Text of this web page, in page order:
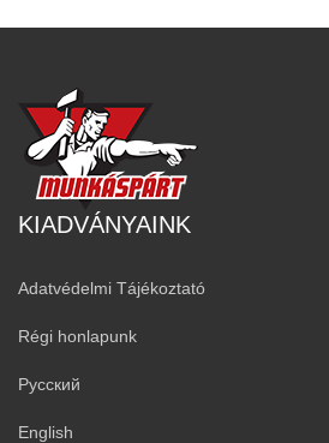
KIADVÁNYAINK
Adatvédelmi Tájékoztató
Régi honlapunk
Русский
English